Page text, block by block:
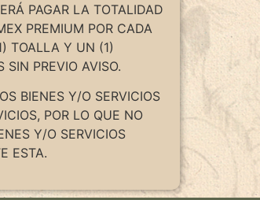
PAGAR LA TOTALIDAD
PREMIUM POR CADA
TOALLA Y UN (1)
SIN PREVIO AVISO.
BIENES Y/O SERVICIOS
POR LO QUE NO
Y/O SERVICIOS
ESTA.